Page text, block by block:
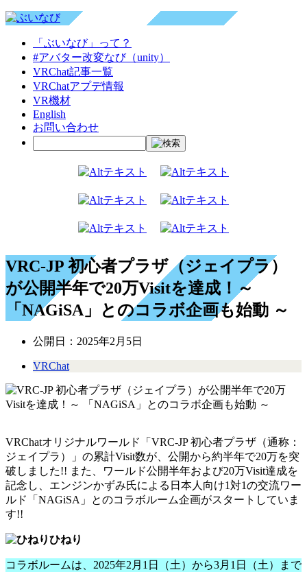
「ぶいなび」って？
#アバター改変なび（unity）
VRChat記事一覧
VRChatアプデ情報
VR機材
English
お問い合わせ
VRC-JP 初心者プラザ（ジェイプラ）
が公開半年で20万Visitを達成！～
「NAGiSA」とのコラボ企画も始動 ～
公開日： 2025年2月5日
VRChat
VRChatオリジナルワールド「VRC-JP 初心者プラザ（通称：
ジェイプラ）」の累計Visit数が、公開から約半年で20万を突
破しました!! また、ワールド公開半年および20万Visit達成を
記念し、エンジンかずみ氏による日本人向け1対1の交流ワー
ルド「NAGiSA」とのコラボルーム企画がスタートしていま
す!!
ひねり
コラボルームは、2025年2月1日（土）から3月1日（土）まで